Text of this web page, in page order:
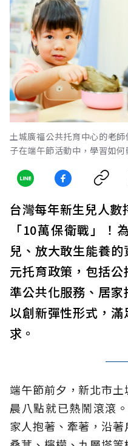
土城廣福公共托育中心的老
子在端午節活動中，學習如何
台灣每年新生兒人數
「10萬保衛戰」！
兒、放大敢生能養
元托育政策，包括
準公共化服務、居家
以創新彈性形式，
求。
端午節前夕，新北市
晨八點就已熱鬧滾滾
家人抱著、牽著，沿